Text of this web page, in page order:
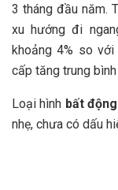
3 tháng đầu năm.
xu hướng đi
khoảng 4% so
cấp tăng trung
Loại hình bất
nhẹ, chưa có dấu